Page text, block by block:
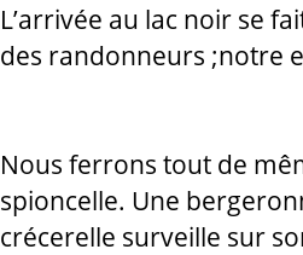
L’arrivée au lac noir se
des randonneurs ;notre
Nous ferrons tout de
spioncelle. Une
crécerelle surveille sur